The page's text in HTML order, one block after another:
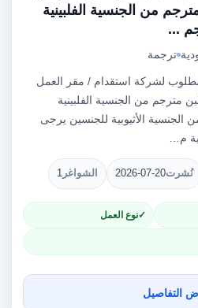
من الجنسية الفلبينية
...
ترجمة
لشركة استقدام / مقر العمل
مترجم من الجنسية الفلبينية
الأثيوبية للجنسين يرجى
م…
نُشرت2026-07-20 الشواغر 1
نوع العمل
التفاصيل